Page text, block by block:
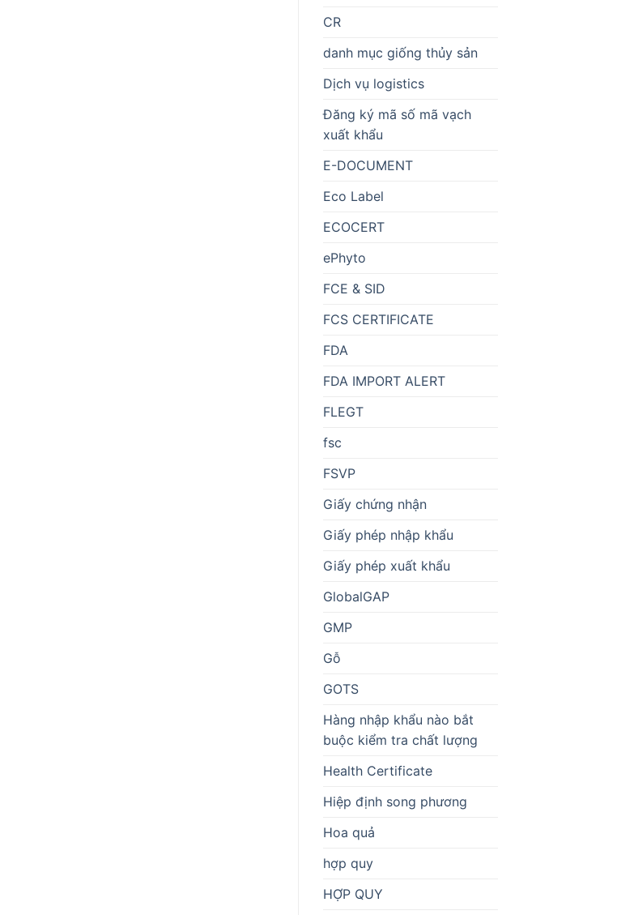
CR
danh mục giống thủy sản
Dịch vụ logistics
Đăng ký mã số mã vạch
xuất khẩu
E-DOCUMENT
Eco Label
ECOCERT
ePhyto
FCE & SID
FCS CERTIFICATE
FDA
FDA IMPORT ALERT
FLEGT
fsc
FSVP
Giấy chứng nhận
Giấy phép nhập khẩu
Giấy phép xuất khẩu
GlobalGAP
GMP
Gỗ
GOTS
Hàng nhập khẩu nào bắt
buộc kiểm tra chất lượng
Health Certificate
Hiệp định song phương
Hoa quả
hợp quy
HỢP QUY